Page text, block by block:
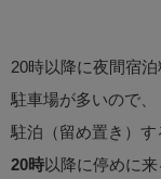
20時以降に夜間宿
駐車場が多いので、
駐泊（留め置き）す
20時 以降に停めに来